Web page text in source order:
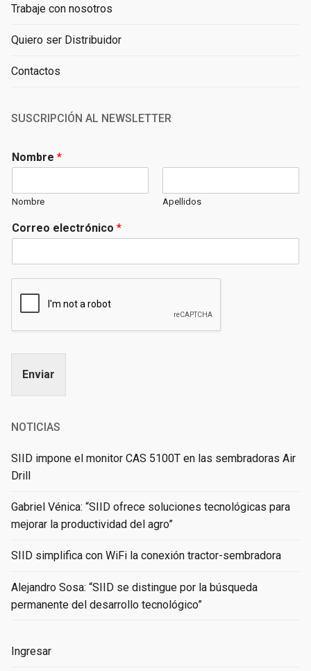
Trabaje con nosotros
Quiero ser Distribuidor
Contactos
SUSCRIPCIÓN AL NEWSLETTER
Nombre *
Nombre Apellidos
Correo electrónico *
Enviar
NOTICIAS
SIID impone el monitor CAS 5100T en las sembradoras Air
Drill
Gabriel Vénica: “SIID ofrece soluciones tecnológicas para
mejorar la productividad del agro”
SIID simplifica con WiFi la conexión tractor-sembradora
Alejandro Sosa: “SIID se distingue por la búsqueda
permanente del desarrollo tecnológico”
Ingresar